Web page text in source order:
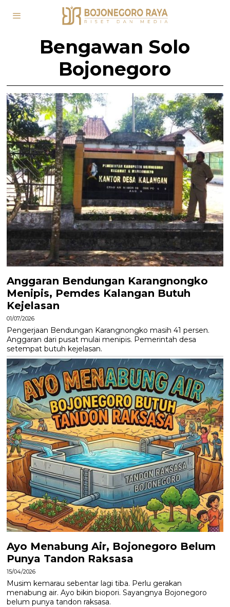
Bengawan Solo
Bojonegoro
Anggaran Bendungan Karangnongko
Menipis, Pemdes Kalangan Butuh
Kejelasan
01/07/2026
Pengerjaan Bendungan Karangnongko masih 41 persen.
Anggaran dari pusat mulai menipis. Pemerintah desa
setempat butuh kejelasan.
Ayo Menabung Air, Bojonegoro Belum
Punya Tandon Raksasa
15/04/2026
Musim kemarau sebentar lagi tiba. Perlu gerakan
menabung air. Ayo bikin biopori. Sayangnya Bojonegoro
belum punya tandon raksasa.